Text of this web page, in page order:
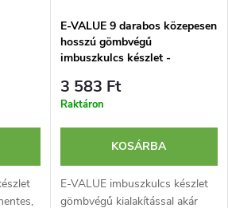
E-VALUE 9 darabos közepesen
hosszú gömbvégű
imbuszkulcs készlet -
3 583 Ft
Raktáron
KOSÁRBA
E-VALUE imbuszkulcs készlet
gömbvégű kialakítással akár